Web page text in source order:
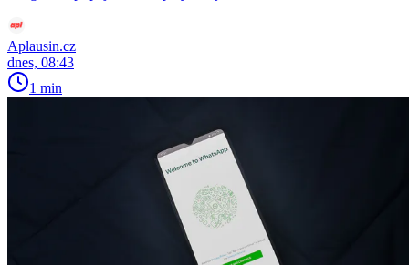
Aplausin.cz
dnes, 08:43
1 min